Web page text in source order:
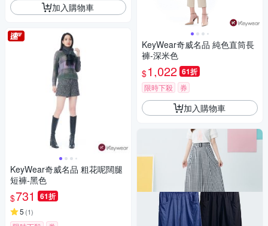
加入購物車
KeyWear奇威名品 粗花呢闊腿
短褲-黑色
$731 61折
5 (1)
KeyWear奇威名品 純色直筒長
褲-深米色
$1,022 61折
限時下殺 券
加入購物車